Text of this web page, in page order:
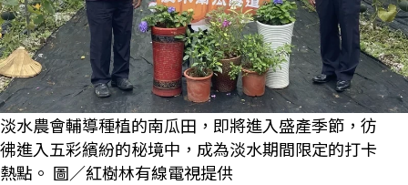
淡水農會輔導種植的南瓜田，即將進入盛產季節，彷
彿進入五彩繽紛的秘境中，成為淡水期間限定的打卡
熱點。 圖／紅樹林有線電視提供